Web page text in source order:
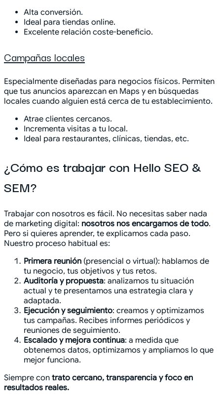
Alta conversión.
Ideal para tiendas online.
Excelente relación coste-beneficio.
Campañas locales
Especialmente diseñadas para negocios físicos. Permiten
que tus anuncios aparezcan en Maps y en búsquedas
locales cuando alguien está cerca de tu establecimiento.
Atrae clientes cercanos.
Incrementa visitas a tu local.
Ideal para restaurantes, clínicas, tiendas, etc.
¿Cómo es trabajar con Hello SEO &
SEM?
Trabajar con nosotros es fácil. No necesitas saber nada
de marketing digital: nosotros nos encargamos de todo.
Pero si quieres aprender, te explicamos cada paso.
Nuestro proceso habitual es:
Primera reunión (presencial o virtual): hablamos de
tu negocio, tus objetivos y tus retos.
Auditoría y propuesta: analizamos tu situación
actual y te presentamos una estrategia clara y
adaptada.
Ejecución y seguimiento: creamos y optimizamos
tus campañas. Recibes informes periódicos y
reuniones de seguimiento.
Escalado y mejora continua: a medida que
obtenemos datos, optimizamos y ampliamos lo que
mejor funciona.
Siempre con trato cercano, transparencia y foco en
resultados reales.